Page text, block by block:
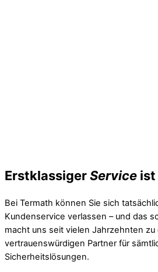
ErstklassigerService ist
Bei Termath können Sie sich
Kundenservice verlassen – und das
macht uns seit vielen Jahrzehnten zu
vertrauenswürdigen Partner für
Sicherheitslösungen.